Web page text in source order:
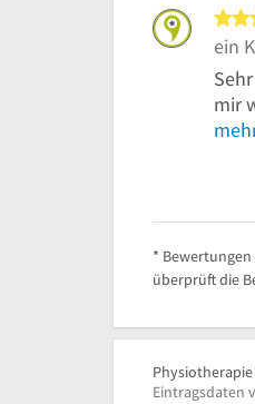
ein
mir
*
überprüft die
Eintragsdaten